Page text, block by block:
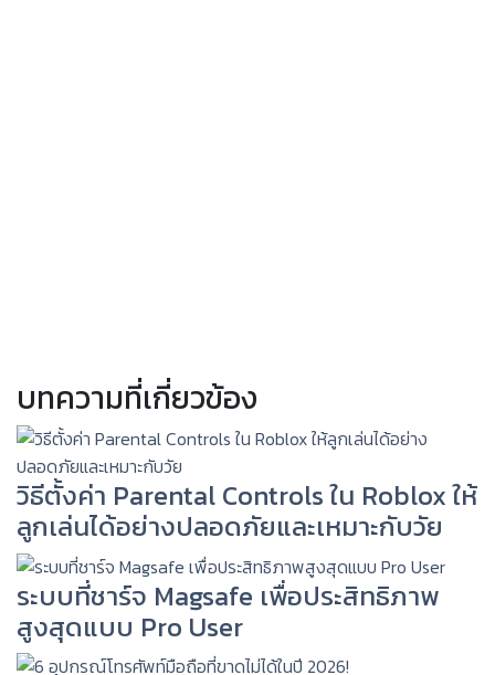
บทความที่เกี่ยวข้อง
วิธีตั้งค่า Parental Controls ใน Roblox ให้
ลูกเล่นได้อย่างปลอดภัยและเหมาะกับวัย
ระบบที่ชาร์จ Magsafe เพื่อประสิทธิภาพ
สูงสุดแบบ Pro User